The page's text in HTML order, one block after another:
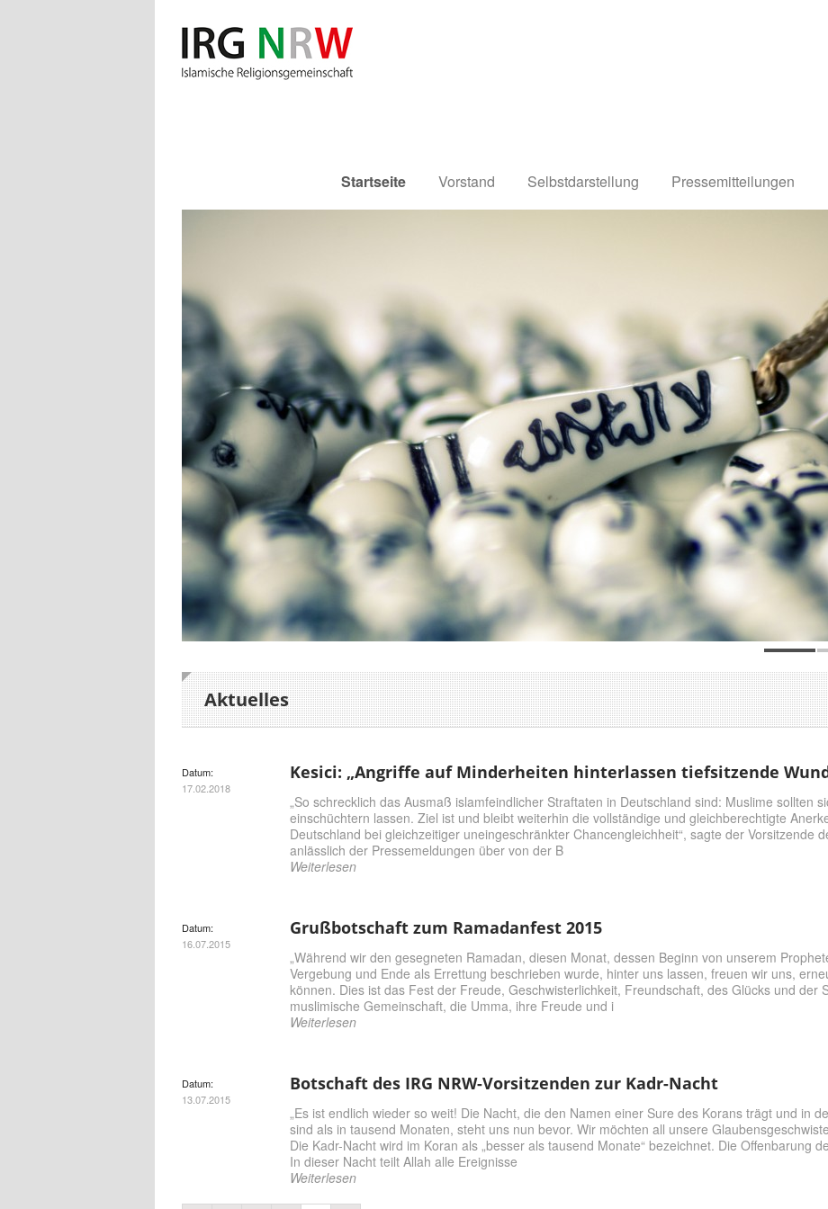
Startseite Vorstand Selbstdarstellung Pressemitteilungen
Aktuelles
Datum:
17.02.2018
Kesici: „Angriffe auf Minderheiten hinterlassen tiefsitzende
„So schrecklich das Ausmaß islamfeindlicher Straftaten in Deutschland sind: Muslime sollten
einschüchtern lassen. Ziel ist und bleibt weiterhin die vollständige und gleichberechtigte
Deutschland bei gleichzeitiger uneingeschränkter Chancengleichheit“, sagte der Vorsitzende
anlässlich der Pressemeldungen über von der B
Weiterlesen
Datum:
16.07.2015
Grußbotschaft zum Ramadanfest 2015
„Während wir den gesegneten Ramadan, diesen Monat, dessen Beginn von unserem
Vergebung und Ende als Errettung beschrieben wurde, hinter uns lassen, freuen wir uns,
können. Dies ist das Fest der Freude, Geschwisterlichkeit, Freundschaft, des Glücks und der
muslimische Gemeinschaft, die Umma, ihre Freude und i
Weiterlesen
Datum:
13.07.2015
Botschaft des IRG NRW-Vorsitzenden zur Kadr-Nacht
„Es ist endlich wieder so weit! Die Nacht, die den Namen einer Sure des Korans trägt und in
sind als in tausend Monaten, steht uns nun bevor. Wir möchten all unsere
Die Kadr-Nacht wird im Koran als „besser als tausend Monate“ bezeichnet. Die Offenbarung
In dieser Nacht teilt Allah alle Ereignisse
Weiterlesen